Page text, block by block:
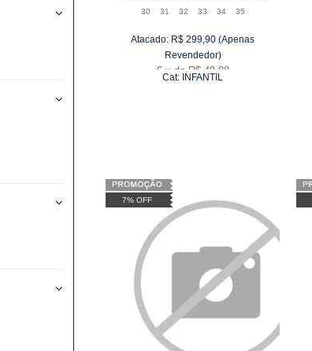
30 31 32 33 34 35
Atacado: R$ 299,90 (Apenas
Revendedor)
6 x de R$ 49,98
Cat: INFANTIL
7% OFF